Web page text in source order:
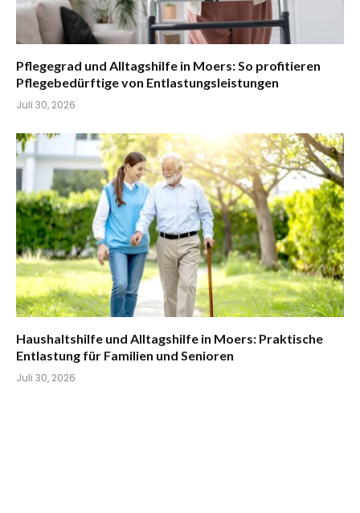
Pflegegrad und Alltagshilfe in Moers: So profitieren
Pflegebedürftige von Entlastungsleistungen
Juli 30, 2026
Haushaltshilfe und Alltagshilfe in Moers: Praktische
Entlastung für Familien und Senioren
Juli 30, 2026